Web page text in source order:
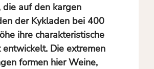
die auf den kargen
der Kykladen bei 400
ihre charakteristische
entwickelt. Die extremen
formen hier Weine,